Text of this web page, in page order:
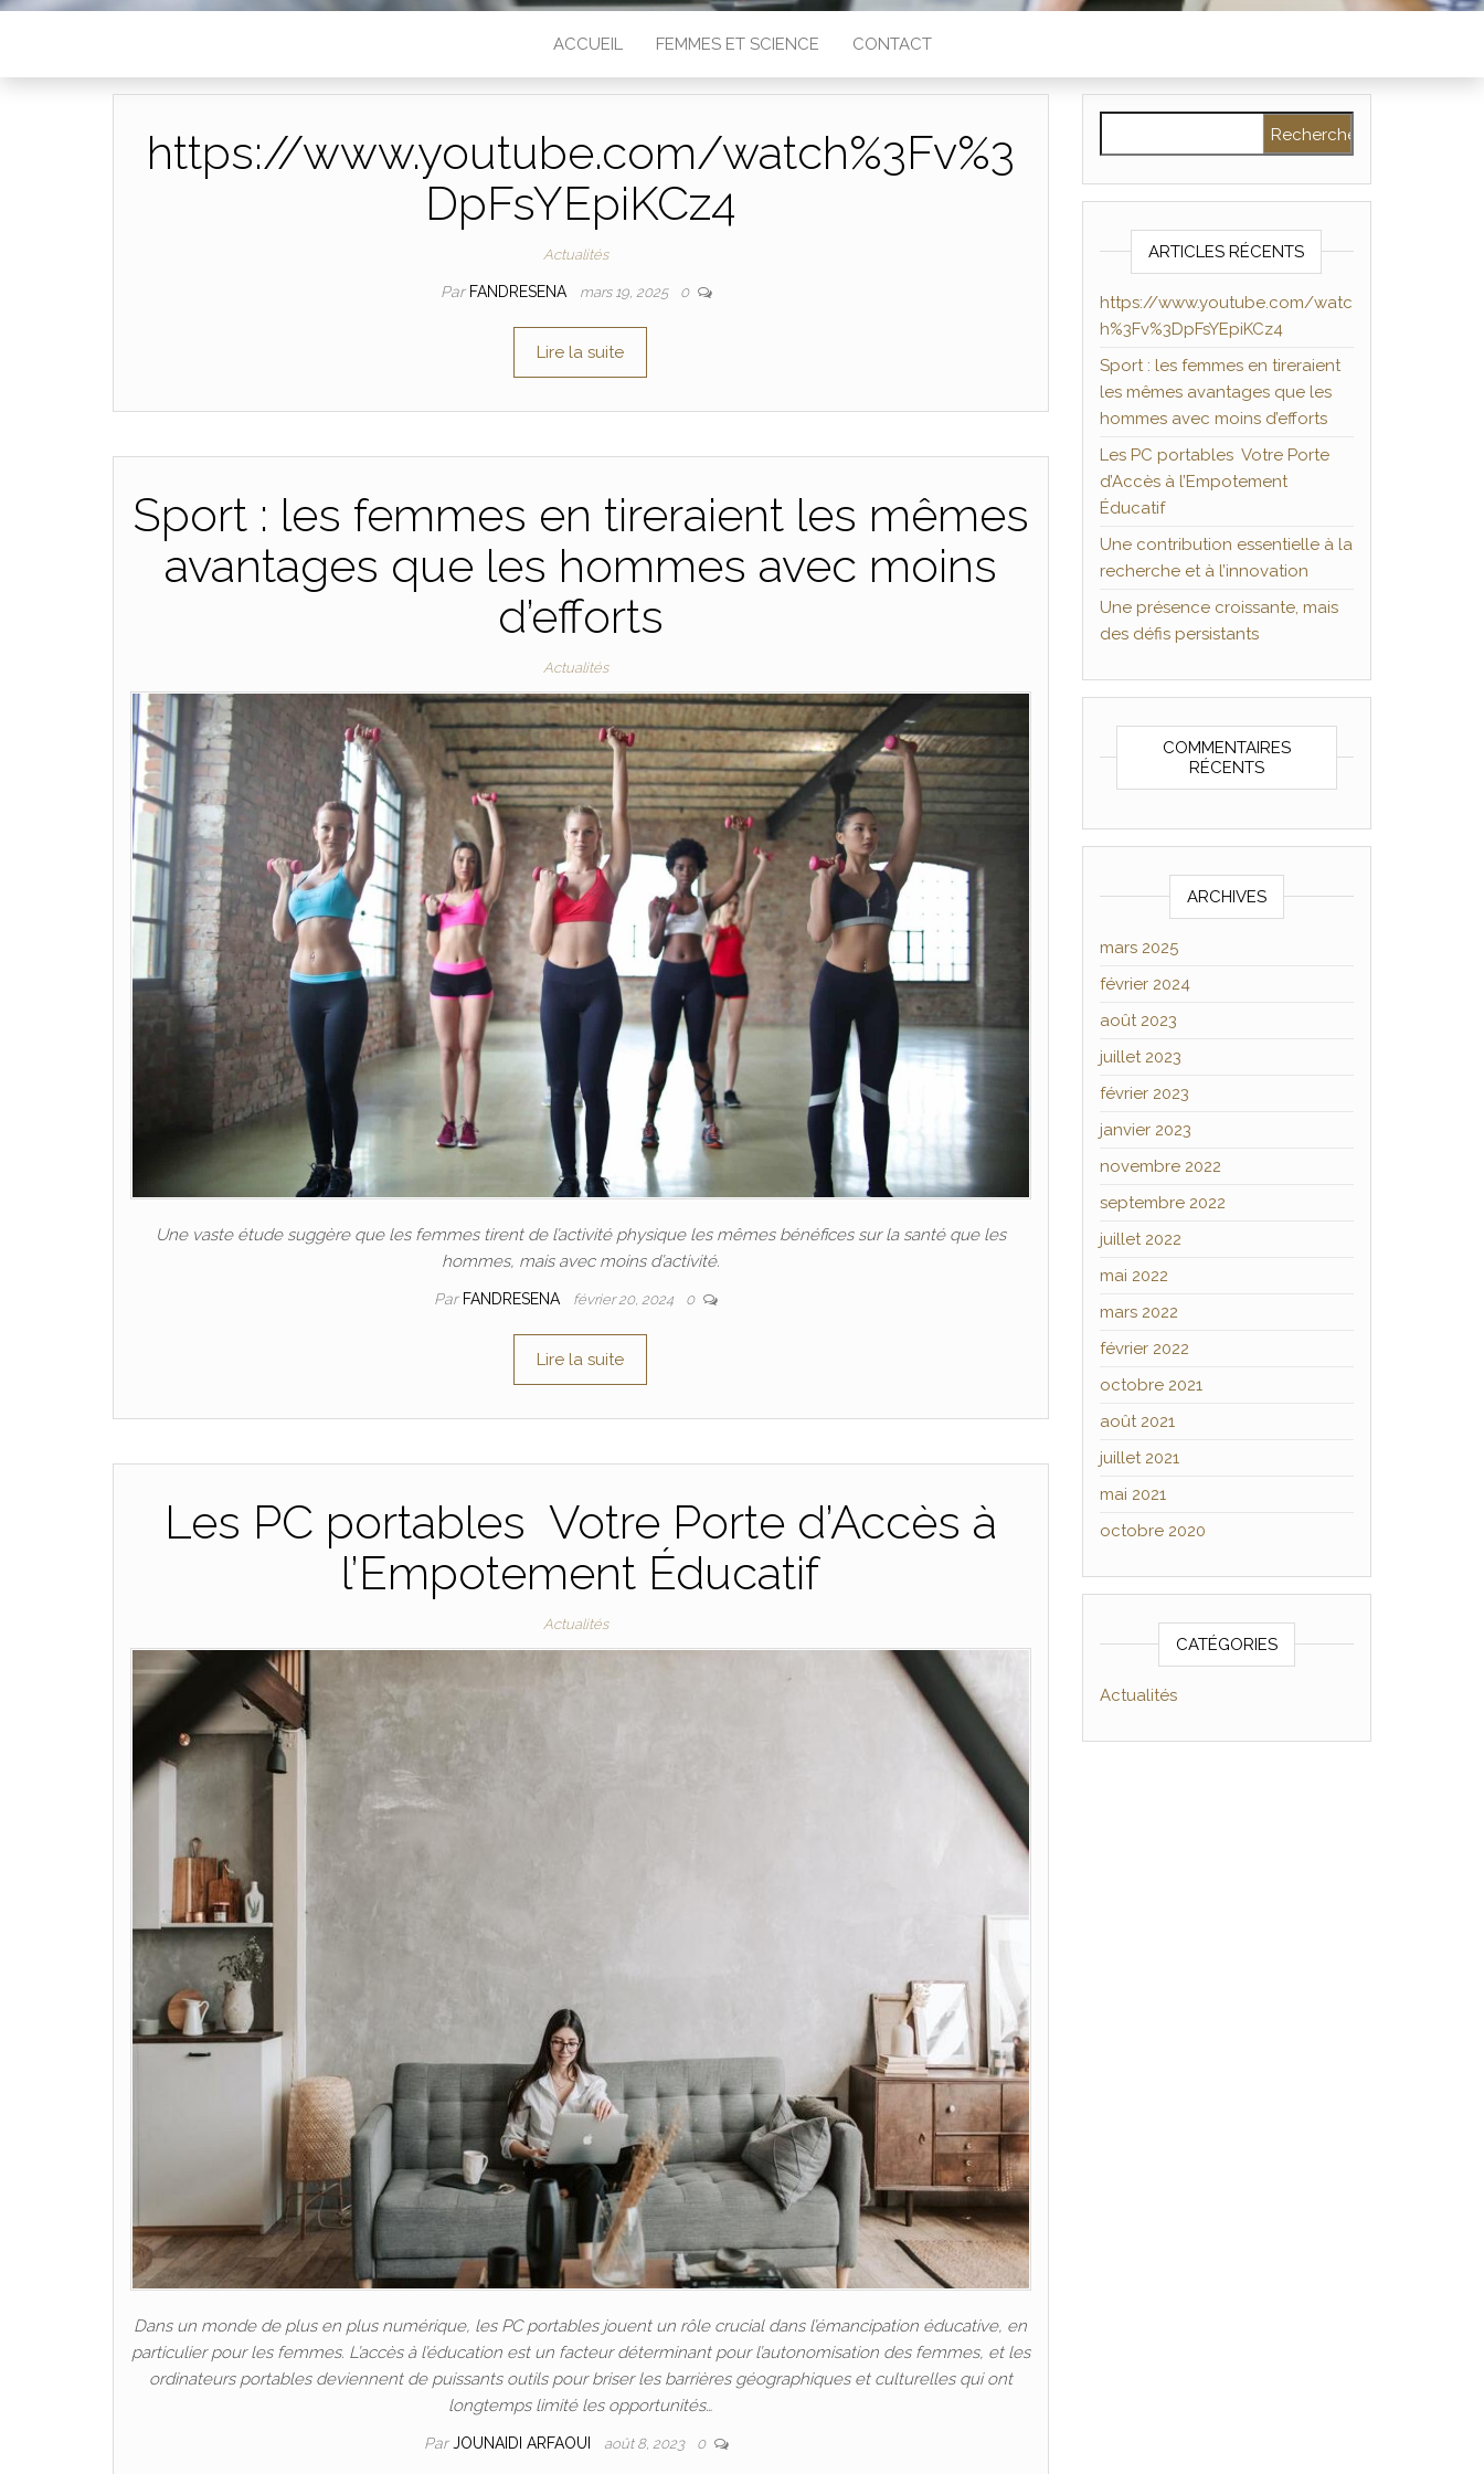
ACCUEIL FEMMES ET SCIENCE CONTACT
https://www.youtube.com/watch%3Fv%3
DpFsYEpiKCz4
Actualités
Par FANDRESENA mars 19, 2025 0
Lire la suite
Sport : les femmes en tireraient les mêmes
avantages que les hommes avec moins
d’efforts
Actualités
Une vaste étude suggère que les femmes tirent de l’activité physique les mêmes bénéfices sur la santé que les
hommes, mais avec moins d’activité.
Par FANDRESENA février 20, 2024 0
Lire la suite
Les PC portables Votre Porte d’Accès à
l’Empotement Éducatif
Actualités
Dans un monde de plus en plus numérique, les PC portables jouent un rôle crucial dans l’émancipation éducative, en
particulier pour les femmes. L’accès à l’éducation est un facteur déterminant pour l’autonomisation des femmes, et les
ordinateurs portables deviennent de puissants outils pour briser les barrières géographiques et culturelles qui ont
longtemps limité les opportunités…
ParJOUNAIDI ARFAOUI août 8, 2023 0
ARTICLES RÉCENTS
https://www.youtube.com/watc
h%3Fv%3DpFsYEpiKCz4
Sport : les femmes en tireraient
les mêmes avantages que les
hommes avec moins d’efforts
Les PC portables Votre Porte
d’Accès à l’Empotement
Éducatif
Une contribution essentielle à la
recherche et à l’innovation
Une présence croissante, mais
des défis persistants
COMMENTAIRES
RÉCENTS
ARCHIVES
mars 2025
février 2024
août 2023
juillet 2023
février 2023
janvier 2023
novembre 2022
septembre 2022
juillet 2022
mai 2022
mars 2022
février 2022
octobre 2021
août 2021
juillet 2021
mai 2021
octobre 2020
CATÉGORIES
Actualités